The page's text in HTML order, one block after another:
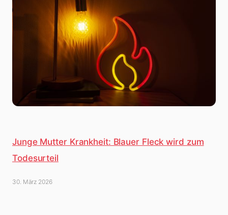
Junge Mutter Krankheit: Blauer Fleck wird zum
Todesurteil
30. März 2026